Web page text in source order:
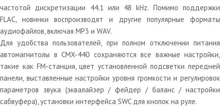
частотой дискретизации 44.1 или 48 kHz. Помимо поддержки
FLAC, новинки воспроизводят и другие популярные форматы
аудиофайлов, включая MP3 и WAV.
Для удобства пользователей, при полном отключении питания
автомагнитолы в CMX-440 сохраняются все важные настройки,
такие как FM-станция, цвет установленной подсветки передней
панели, выставленные настройки уровня громкости и регулировок
параметров звука (эквалайзер / фейдер / баланс / настройки
сабвуфера), установки интерфейса SWC для кнопок на руле.